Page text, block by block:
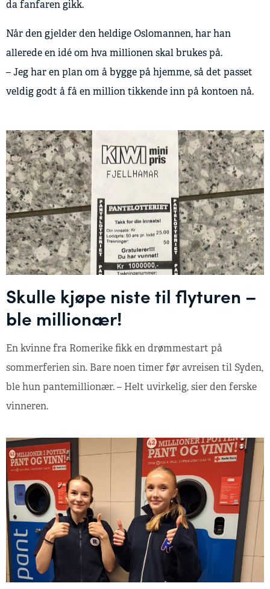
da fanfaren gikk.
Når den gjelder den heldige Oslomannen, har han
allerede en idé om hva millionen skal brukes på.
– Jeg har en plan om å bygge på hjemme, så det passet
veldig godt å få en million tikkende inn på kontoen nå.
Skulle kjøpe niste til flyturen –
ble millionær!
En kvinne fra Romerike fikk en drømmestart på
sommerferien sin. Bare noen timer før avreisen til Syden,
ble hun pantemillionær. – Helt uvirkelig, sier den ferske
vinneren.